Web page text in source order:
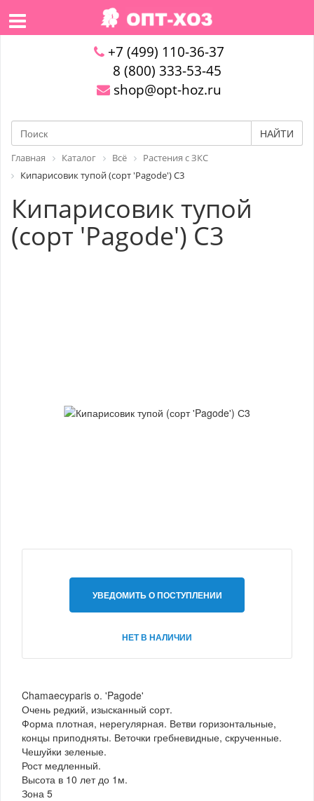
+7 (499) 110-36-37
8 (800) 333-53-45
shop@opt-hoz.ru
НАЙТИ
Главная Каталог Всё
Растения с ЗКС
Кипарисовик тупой (сорт 'Pagode') С3
Кипарисовик тупой
(сорт 'Pagode') С3
УВЕДОМИТЬ О ПОСТУПЛЕНИИ
НЕТ В НАЛИЧИИ
Chamaecyparis o. 'Pagode'
Очень редкий, изысканный сорт.
Форма плотная, нерегулярная. Ветви горизонтальные,
концы приподняты. Веточки гребневидные, скрученные.
Чешуйки зеленые.
Рост медленный.
Высота в 10 лет до 1м.
Зона 5